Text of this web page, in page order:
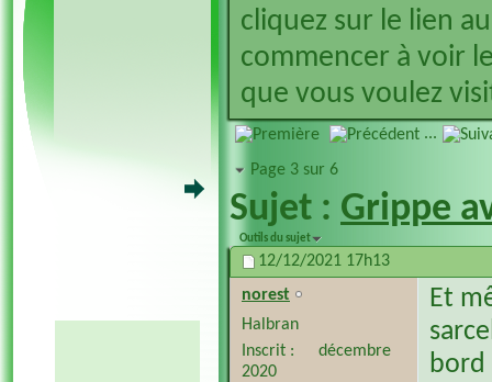
cliquez sur le lien
commencer à voir
que vous voulez
...
Page 3 sur 6
Sujet : Grippe
Outils du sujet
12/12/2021 17h13
norest
Halbran
Inscrit
décembre
2020
Et
bord